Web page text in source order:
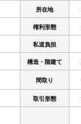
所在地
権利形態
私道負担
構造・階建て
間取り
取引形態